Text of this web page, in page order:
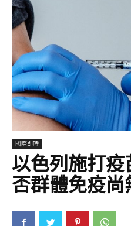
國際即時
以色列施打
否群體免疫尚